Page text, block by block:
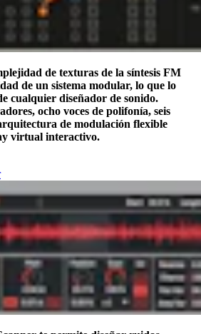
de texturas de la síntesis FM
de un sistema modular, lo que lo
cualquier diseñador de sonido.
ocho voces de polifonía, seis
de modulación flexible
virtual interactivo.